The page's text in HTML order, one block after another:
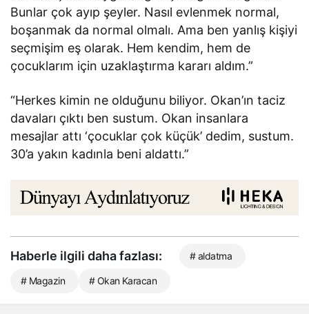
Bunlar çok ayıp şeyler. Nasıl evlenmek normal,
boşanmak da normal olmalı. Ama ben yanlış kişiyi
seçmişim eş olarak. Hem kendim, hem de
çocuklarım için uzaklaştırma kararı aldım.”
“Herkes kimin ne olduğunu biliyor. Okan’ın taciz
davaları çıktı ben sustum. Okan insanlara
mesajlar attı ‘çocuklar çok küçük’ dedim, sustum.
30’a yakın kadınla beni aldattı.”
Haberle ilgili daha fazlası: # aldatma
# Magazin # Okan Karacan